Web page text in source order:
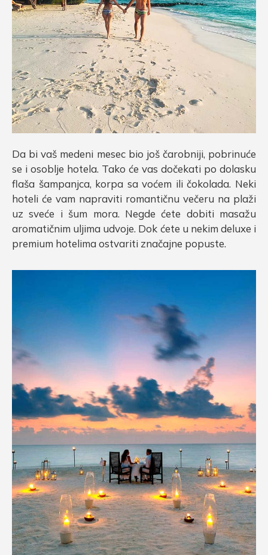
Da bi vaš medeni mesec bio još čarobniji, pobrinuće
se i osoblje hotela. Tako će vas dočekati po dolasku
flaša šampanjca, korpa sa voćem ili čokolada. Neki
hoteli će vam napraviti romantičnu večeru na plaži
uz sveće i šum mora. Negde ćete dobiti masažu
aromatičnim uljima udvoje. Dok ćete u nekim deluxe i
premium hotelima ostvariti značajne popuste.